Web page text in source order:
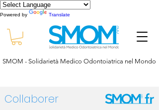
Powered by Translate
SMOM - Solidarietà Medico Odontoiatrica nel Mondo
Collaborer